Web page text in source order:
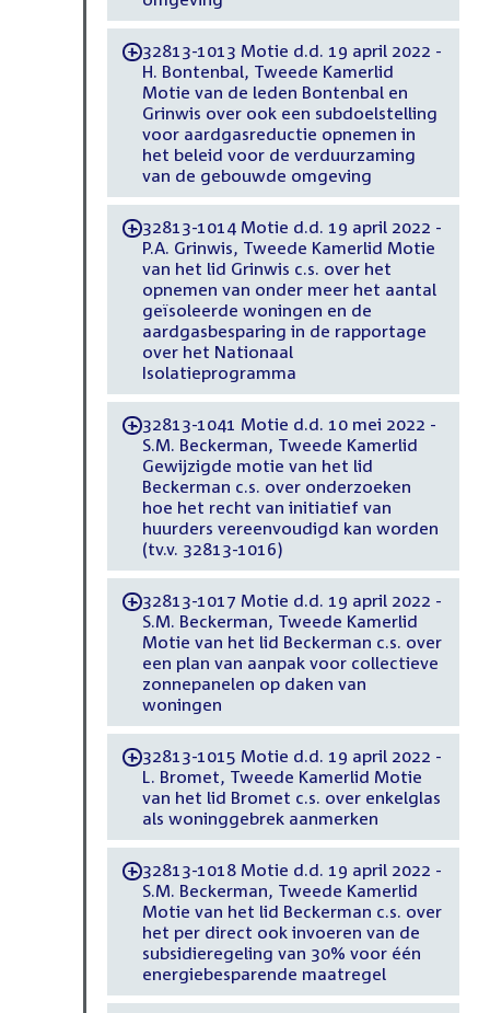
-32813-1013 Motie d.d. 19 april 2022 -
H. Bontenbal, Tweede Kamerlid
Motie van de leden Bontenbal en
Grinwis over ook een subdoelstelling
voor aardgasreductie opnemen in
het beleid voor de verduurzaming
van de gebouwde omgeving
-32813-1014 Motie d.d. 19 april 2022 -
P.A. Grinwis, Tweede Kamerlid Motie
van het lid Grinwis c.s. over het
opnemen van onder meer het aantal
geïsoleerde woningen en de
aardgasbesparing in de rapportage
over het Nationaal
Isolatieprogramma
-32813-1041 Motie d.d. 10 mei 2022 -
S.M. Beckerman, Tweede Kamerlid
Gewijzigde motie van het lid
Beckerman c.s. over onderzoeken
hoe het recht van initiatief van
huurders vereenvoudigd kan worden
(tv.v. 32813-1016)
-32813-1017 Motie d.d. 19 april 2022 -
S.M. Beckerman, Tweede Kamerlid
Motie van het lid Beckerman c.s. over
een plan van aanpak voor collectieve
zonnepanelen op daken van
woningen
-32813-1015 Motie d.d. 19 april 2022 -
L. Bromet, Tweede Kamerlid Motie
van het lid Bromet c.s. over enkelglas
als woninggebrek aanmerken
-32813-1018 Motie d.d. 19 april 2022 -
S.M. Beckerman, Tweede Kamerlid
Motie van het lid Beckerman c.s. over
het per direct ook invoeren van de
subsidieregeling van 30% voor één
energiebesparende maatregel